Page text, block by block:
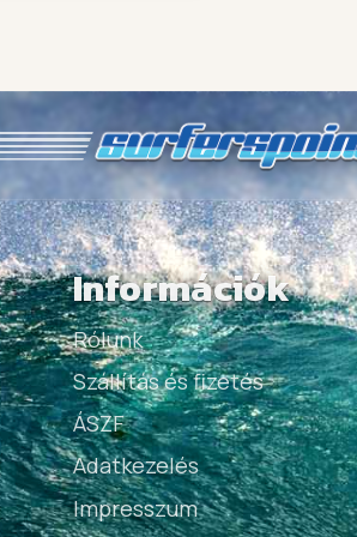
Információk
Rólunk
Szállítás és fizetés
ÁSZF
Adatkezelés
Impresszum